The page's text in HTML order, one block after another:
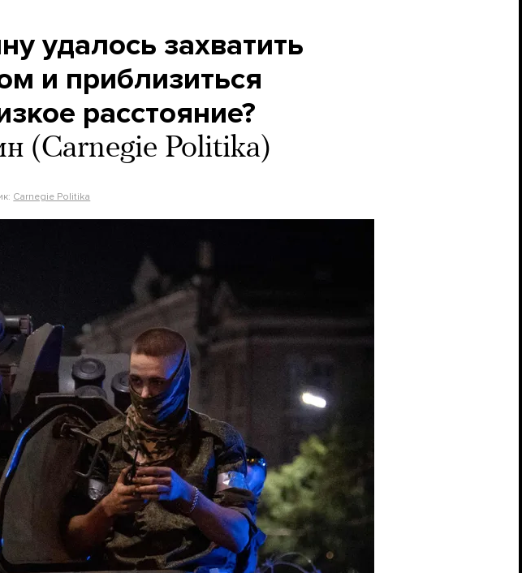
удалось захватить
и приблизиться
расстояние?
(Carnegie Politika)
Carnegie Politika